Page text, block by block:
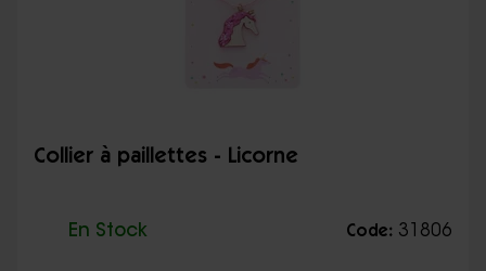
Collier à paillettes - Licorne
En Stock Code: 31806